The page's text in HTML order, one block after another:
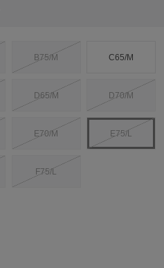
B75/M C65/M
D65/M D70/M
E70/M E75/L
F75/L